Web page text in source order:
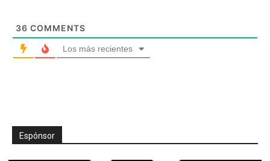
36 COMMENTS
Los más recientes
Espónsor